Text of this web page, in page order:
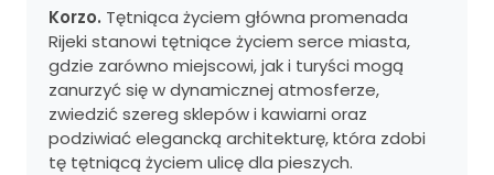
Korzo. Tętniąca życiem główna promenada
Rijeki stanowi tętniące życiem serce miasta,
gdzie zarówno miejscowi, jak i turyści mogą
zanurzyć się w dynamicznej atmosferze,
zwiedzić szereg sklepów i kawiarni oraz
podziwiać elegancką architekturę, która zdobi
tę tętniącą życiem ulicę dla pieszych.